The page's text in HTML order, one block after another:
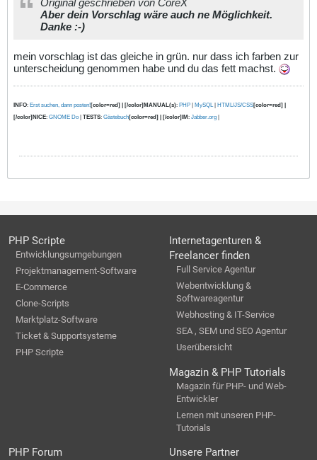
Aber dein Vorschlag wäre auch ne Möglichkeit.
Danke :-)
mein vorschlag ist das gleiche in grün. nur dass ich farben zur
unterscheidung genommen habe und du das fett machst.
INFO: Erst suchen, dann posten![color=red] | [/color]MANUAL(s): PHP | MySQL | HTML/JS/CSS[color=red] |
[/color]NICE: GNOME Do | TESTS: Gästebuch[color=red] | [/color]IM: Jabber.org |
PHP Scripte
Entwicklungsumgebungen
Projektmanagement-Software
E-Commerce
Clone-Scripts
Marktplatz-Software
Ticket & Supportsysteme
PHP Scripte
Internetagenturen &
Freelancer finden
Full Service Agentur
Webentwicklung &
Softwareagentur
Webhosting & IT-Service
SEA , SEM und SEO Agentur
Userübersicht
Magazin & PHP Tutorials
Magazin für PHP- und Web-
Entwickler
Lernen mit unseren PHP-
Tutorials
PHP Forum Unsere Partner